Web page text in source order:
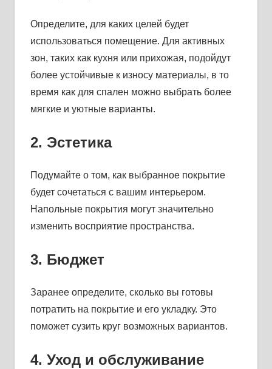
Определите, для каких целей будет
использоваться помещение. Для активных
зон, таких как кухня или прихожая, подойдут
более устойчивые к износу материалы, в то
время как для спален можно выбрать более
мягкие и уютные варианты.
2. Эстетика
Подумайте о том, как выбранное покрытие
будет сочетаться с вашим интерьером.
Напольные покрытия могут значительно
изменить восприятие пространства.
3. Бюджет
Заранее определите, сколько вы готовы
потратить на покрытие и его укладку. Это
поможет сузить круг возможных вариантов.
4. Уход и обслуживание